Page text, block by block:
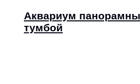
Аквариум
тумбой